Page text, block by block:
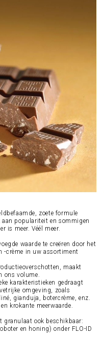
zoete formule
populariteit en sommigen
is meer. Véél meer.
waarde te creëren door het
-crème in uw assortiment
maakt
ons volume.
karakteristieken gedraagt
omgeving, zoals
gianduja, botercrème, enz.
krokante meerwaarde.
granulaat ook beschikbaar:
en honing) onder FLO-ID